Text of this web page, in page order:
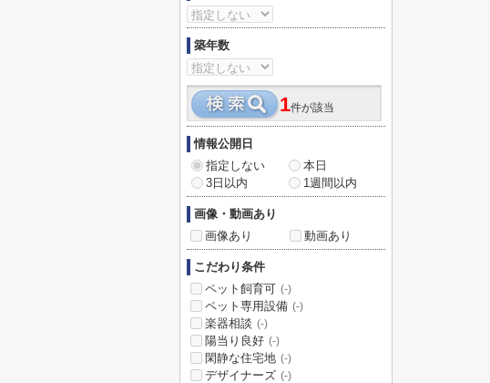
築年数
1件が該当
情報公開日
指定しない
本日
3日以内
1週間以内
画像・動画あり
画像あり
動画あり
こだわり条件
ペット飼育可 (-)
ペット専用設備 (-)
楽器相談 (-)
陽当り良好 (-)
閑静な住宅地 (-)
デザイナーズ (-)